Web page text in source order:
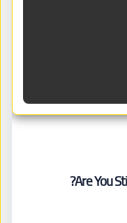
Are You